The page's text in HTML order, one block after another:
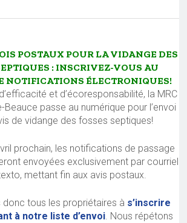
POSTAUX POUR LA VIDANGE DES
: INSCRIVEZ-VOUS AU
NOTIFICATIONS ÉLECTRONIQUES!
et d’écoresponsabilité, la MRC
Beauce passe au numérique pour l’envoi
de vidange des fosses septiques!
prochain, les notifications de passage
envoyées exclusivement par courriel
mettant fin aux avis postaux.
donc tous les propriétaires à s’inscrire
à notre liste d’envoi. Nous répétons